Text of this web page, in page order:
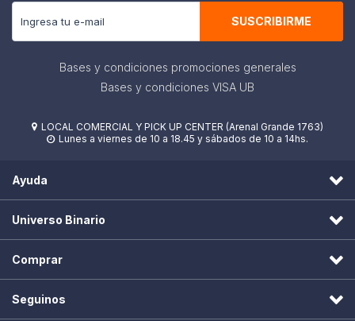
SUSCRIBIRME
Bases y condiciones promociones generales
Bases y condiciones VISA UB
 LOCAL COMERCIAL Y PICK UP CENTER (Arenal Grande 1763)
 Lunes a viernes de 10 a 18.45 y sábados de 10 a 14hs.
Ayuda
Universo Binario
Comprar
Seguinos